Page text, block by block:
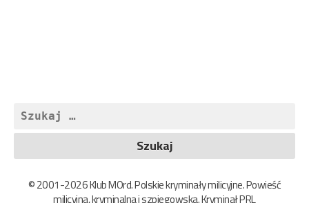
Szukaj:
© 2001-2026 Klub MOrd. Polskie kryminały milicyjne. Powieść
milicyjna, kryminalna i szpiegowska. Kryminał PRL